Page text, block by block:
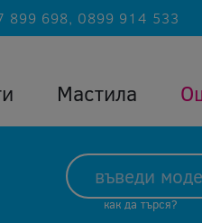
899 698, 0899 914 533
Мастила
как да търся?